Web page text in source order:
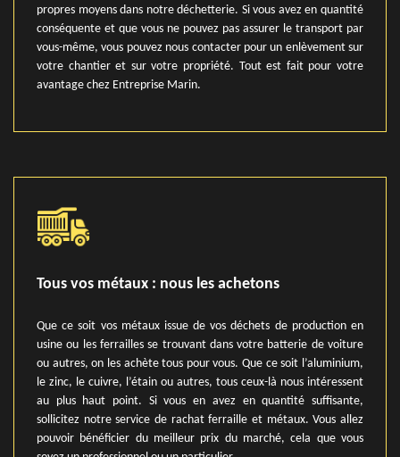
propres moyens dans notre déchetterie. Si vous avez en quantité
conséquente et que vous ne pouvez pas assurer le transport par
vous-même, vous pouvez nous contacter pour un enlèvement sur
votre chantier et sur votre propriété. Tout est fait pour votre
avantage chez Entreprise Marin.
Tous vos métaux : nous les achetons
Que ce soit vos métaux issue de vos déchets de production en
usine ou les ferrailles se trouvant dans votre batterie de voiture
ou autres, on les achète tous pour vous. Que ce soit l’aluminium,
le zinc, le cuivre, l’étain ou autres, tous ceux-là nous intéressent
au plus haut point. Si vous en avez en quantité suffisante,
sollicitez notre service de rachat ferraille et métaux. Vous allez
pouvoir bénéficier du meilleur prix du marché, cela que vous